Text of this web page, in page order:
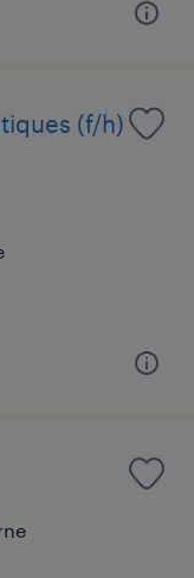
(f/h)